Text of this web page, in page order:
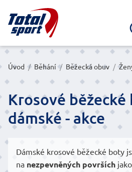
Úvod / Běhání / Běžecká obuv /
Krosové běžecké
dámské - akce
Dámské krosové běžecké boty
na nezpevněných površích